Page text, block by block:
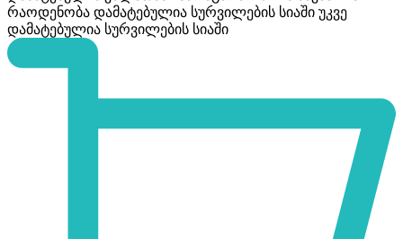
რაოდენობა დამატებულია სურვილების სიაში უკვე
დამატებულია სურვილების სიაში